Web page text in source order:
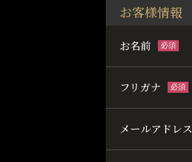
お客様情報
お名前 必須
フリガナ 必須
メールアドレス